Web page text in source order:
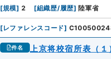
[規模] 2 [組織歴/履歴] 陸軍省
[レファレンスコード]
件名 上京将校宿所表（１